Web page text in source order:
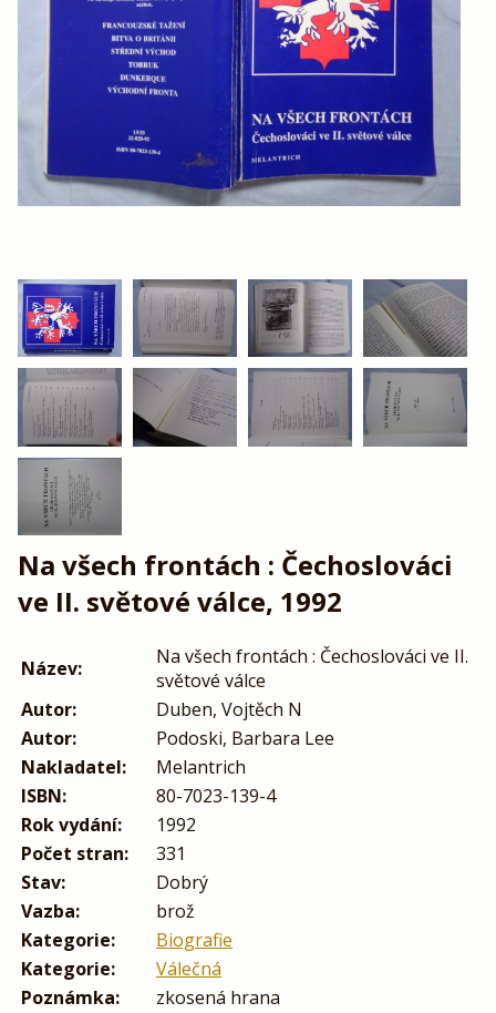
Na všech frontách : Čechoslováci
ve II. světové válce, 1992
Název:
Na všech frontách : Čechoslováci ve II.
světové válce
Autor:
Duben, Vojtěch N
Autor:
Podoski, Barbara Lee
Nakladatel:
Melantrich
ISBN:
80-7023-139-4
Rok vydání:
1992
Počet stran:
331
Stav:
Dobrý
Vazba:
brož
Kategorie:
Biografie
Kategorie:
Válečná
Poznámka:
zkosená hrana